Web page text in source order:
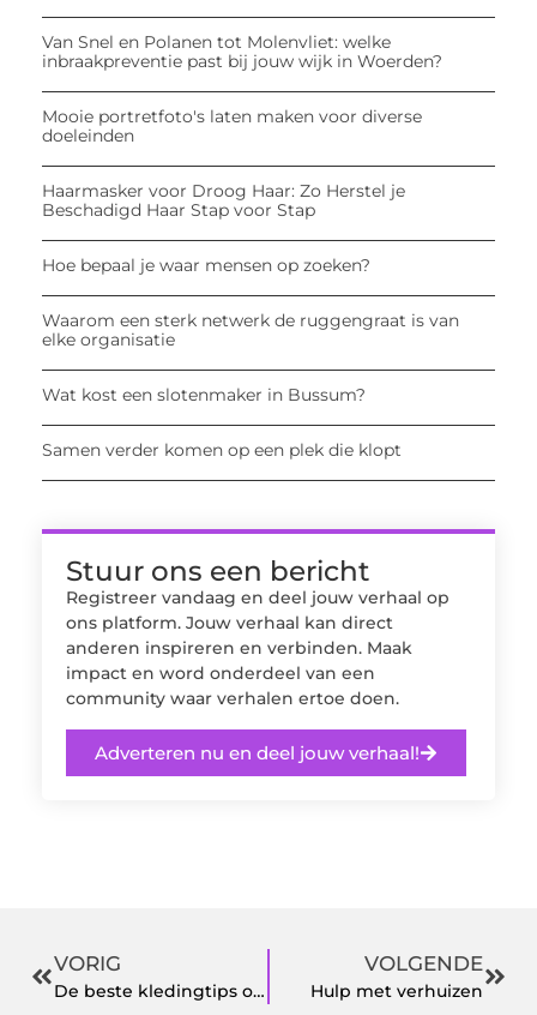
Van Snel en Polanen tot Molenvliet: welke
inbraakpreventie past bij jouw wijk in Woerden?
Mooie portretfoto's laten maken voor diverse
doeleinden
Haarmasker voor Droog Haar: Zo Herstel je
Beschadigd Haar Stap voor Stap
Hoe bepaal je waar mensen op zoeken?
Waarom een sterk netwerk de ruggengraat is van
elke organisatie
Wat kost een slotenmaker in Bussum?
Samen verder komen op een plek die klopt
Stuur ons een bericht
Registreer vandaag en deel jouw verhaal op
ons platform. Jouw verhaal kan direct
anderen inspireren en verbinden. Maak
impact en word onderdeel van een
community waar verhalen ertoe doen.
Adverteren nu en deel jouw verhaal!
VORIG
De beste kledingtips op een rijtje
VOLGENDE
Hulp met verhuizen